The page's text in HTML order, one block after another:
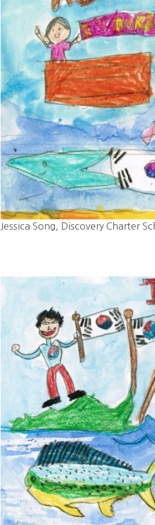
Jessica Song, Discovery Charter